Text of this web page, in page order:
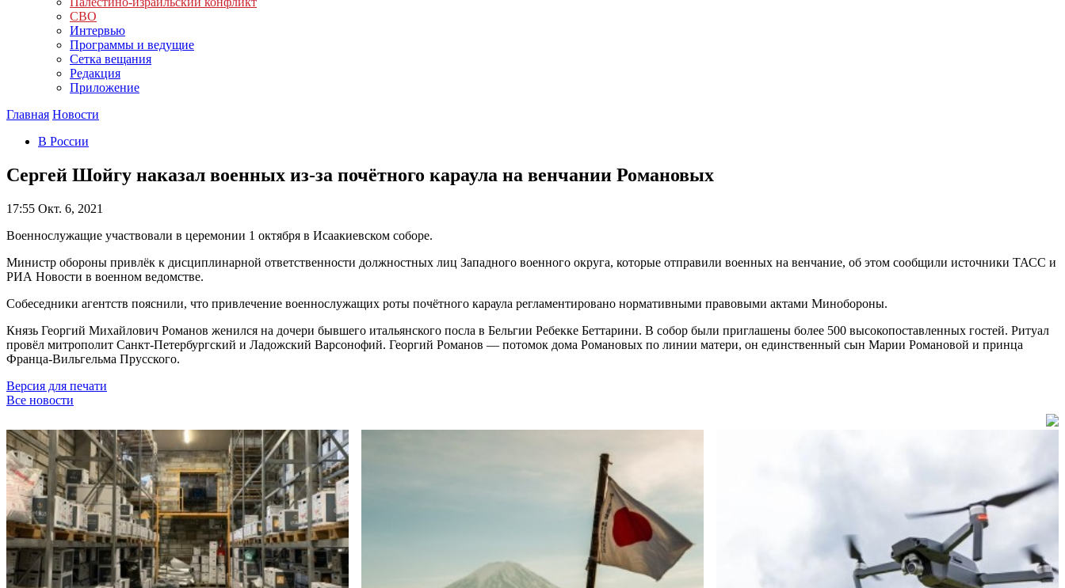
СВО
Интервью
Программы и ведущие
Сетка вещания
Редакция
Приложение
Главная Новости
В России
Сергей Шойгу наказал военных из-за почётного караула на венчании Романовых
17:55 Окт. 6, 2021
Военнослужащие участвовали в церемонии 1 октября в Исаакиевском соборе.
Министр обороны привлёк к дисциплинарной ответственности должностных лиц Западного военного округа, которые отправили военных на венчание, об этом сообщили источники ТАСС и
РИА Новости в военном ведомстве.
Собеседники агентств пояснили, что привлечение военнослужащих роты почётного караула регламентировано нормативными правовыми актами Минобороны.
Князь Георгий Михайлович Романов женился на дочери бывшего итальянского посла в Бельгии Ребекке Беттарини. В собор были приглашены более 500 высокопоставленных гостей. Ритуал
провёл митрополит Санкт-Петербургский и Ладожский Варсонофий. Георгий Романов — потомок дома Романовых по линии матери, он единственный сын Марии Романовой и принца
Франца-Вильгельма Прусского.
Версия для печати
Все новости